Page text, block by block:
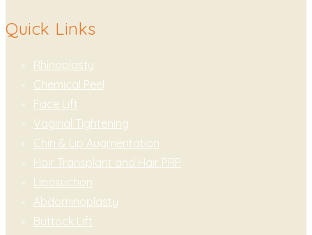
Quick Links
Rhinoplasty
Chemical Peel
Face Lift
Vaginal Tightening
Chin & Lip Augmentation
Hair Transplant and Hair PRP
Liposuction
Abdominoplasty
Buttock Lift